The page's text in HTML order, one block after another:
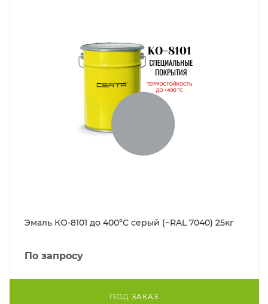
Эмаль КО-8101 до 400°С серый (~RAL 7040) 25кг
По запросу
ПОД ЗАКАЗ